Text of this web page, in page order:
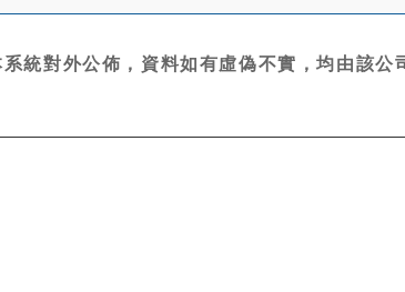
統對外公佈，資料如有虛偽不實，均由該公